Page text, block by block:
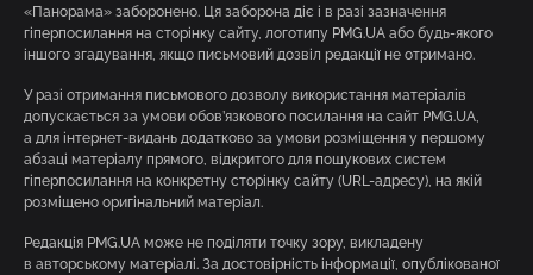
«Панорама» заборонено. Ця заборона діє і в разі зазначення
гіперпосилання на сторінку сайту, логотипу PMG.UA або будь-якого
іншого згадування, якщо письмовий дозвіл редакції не отримано.
У разі отримання письмового дозволу використання матеріалів
допускається за умови обов’язкового посилання на сайт PMG.UA,
а для інтернет-видань додатково за умови розміщення у першому
абзаці матеріалу прямого, відкритого для пошукових систем
гіперпосилання на конкретну сторінку сайту (URL-адресу), на якій
розміщено оригінальний матеріал.
Редакція PMG.UA може не поділяти точку зору, викладену
в авторському матеріалі. За достовірність інформації, опублікованої